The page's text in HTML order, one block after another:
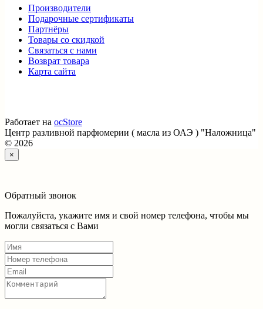
Производители
Подарочные сертификаты
Партнёры
Товары со скидкой
Связаться с нами
Возврат товара
Карта сайта
Работает на ocStore
Центр разливной парфюмерии ( масла из ОАЭ ) "Наложница"
© 2026
×
Обратный звонок
Пожалуйста, укажите имя и свой номер телефона, чтобы мы
могли связаться с Вами